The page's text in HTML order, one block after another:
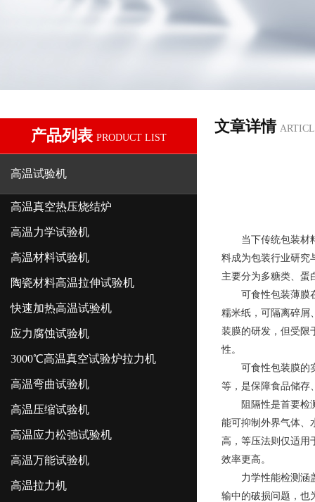
产品列表 PRODUCT LIST
高温试验机
高温真空热压烧结炉
高温力学试验机
高温材料试验机
陶瓷材料高温拉伸试验机
快速加热高温试验机
应力腐蚀试验机
3000℃高温真空试验炉拉力机
高温弯曲试验机
高温压缩试验机
高温应力松弛试验机
高温万能试验机
高温拉力机
文章详情
当下传统包装材
料成为包装行业研究
主要分为多糖类、蛋
可食性包装薄膜
糯米纸，可隔离碎屑
装膜的研发，但受限
性。
可食性包装膜的
等，是保障食品储存
阻隔性是首要检
能可抑制外界气体、
高，等压法则仅适用
效率更高。
力学性能检测涵
输中的破损问题，也